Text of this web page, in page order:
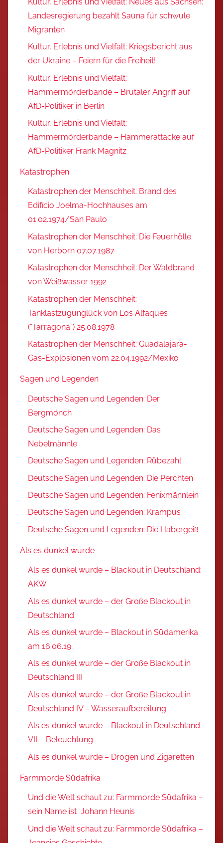
Landesregierung bezahlt Sauna für schwule
Migranten
Kultur, Erlebnis und Vielfalt: Kriegsbericht aus
der Ukraine – Feiern für die Freiheit!
Kultur, Erlebnis und Vielfalt:
Hammermörderbande – Brutaler Angriff auf
AfD-Politiker in Berlin
Kultur, Erlebnis und Vielfalt:
Hammermörderbande – Hammerattacke auf
AfD-Politiker Frank Magnitz
Katastrophen
Katastrophen der Menschheit: Brand des
Edifício Joelma-Hochhauses am
01.02.1974/San Paulo
Katastrophen der Menschheit: Die Feuerhölle
von Herborn 07.07.1987
Katastrophen der Menschheit: Der Waldbrand
von Weißwasser 1992
Katastrophen der Menschheit:
Tanklastzugunglück von Los Alfaques
(“Tarragona”) 25.08.1978
Katastrophen der Menschheit: Guadalajara-
Gas-Explosionen vom 22.04.1992/Mexiko
Sagen und Legenden
Deutsche Sagen und Legenden: Der
Bergmönch
Deutsche Sagen und Legenden: Das
Nebelmännle
Deutsche Sagen und Legenden: Rübezahl
Deutsche Sagen und Legenden: Die Perchten
Deutsche Sagen und Legenden: Fenixmännlein
Deutsche Sagen und Legenden: Krampus
Deutsche Sagen und Legenden: Die Habergeiß
Als es dunkel wurde
Als es dunkel wurde – Blackout in Deutschland:
AKW
Als es dunkel wurde – der Große Blackout in
Deutschland
Als es dunkel wurde – Blackout in Südamerika
am 16.06.19
Als es dunkel wurde – der Große Blackout in
Deutschland III
Als es dunkel wurde – der Große Blackout in
Deutschland IV – Wasseraufbereitung
Als es dunkel wurde – Blackout in Deutschland
VII – Beleuchtung
Als es dunkel wurde – Drogen und Zigaretten
Farmmorde Südafrika
Und die Welt schaut zu: Farmmorde Südafrika –
sein Name ist Johann Heunis
Und die Welt schaut zu: Farmmorde Südafrika –